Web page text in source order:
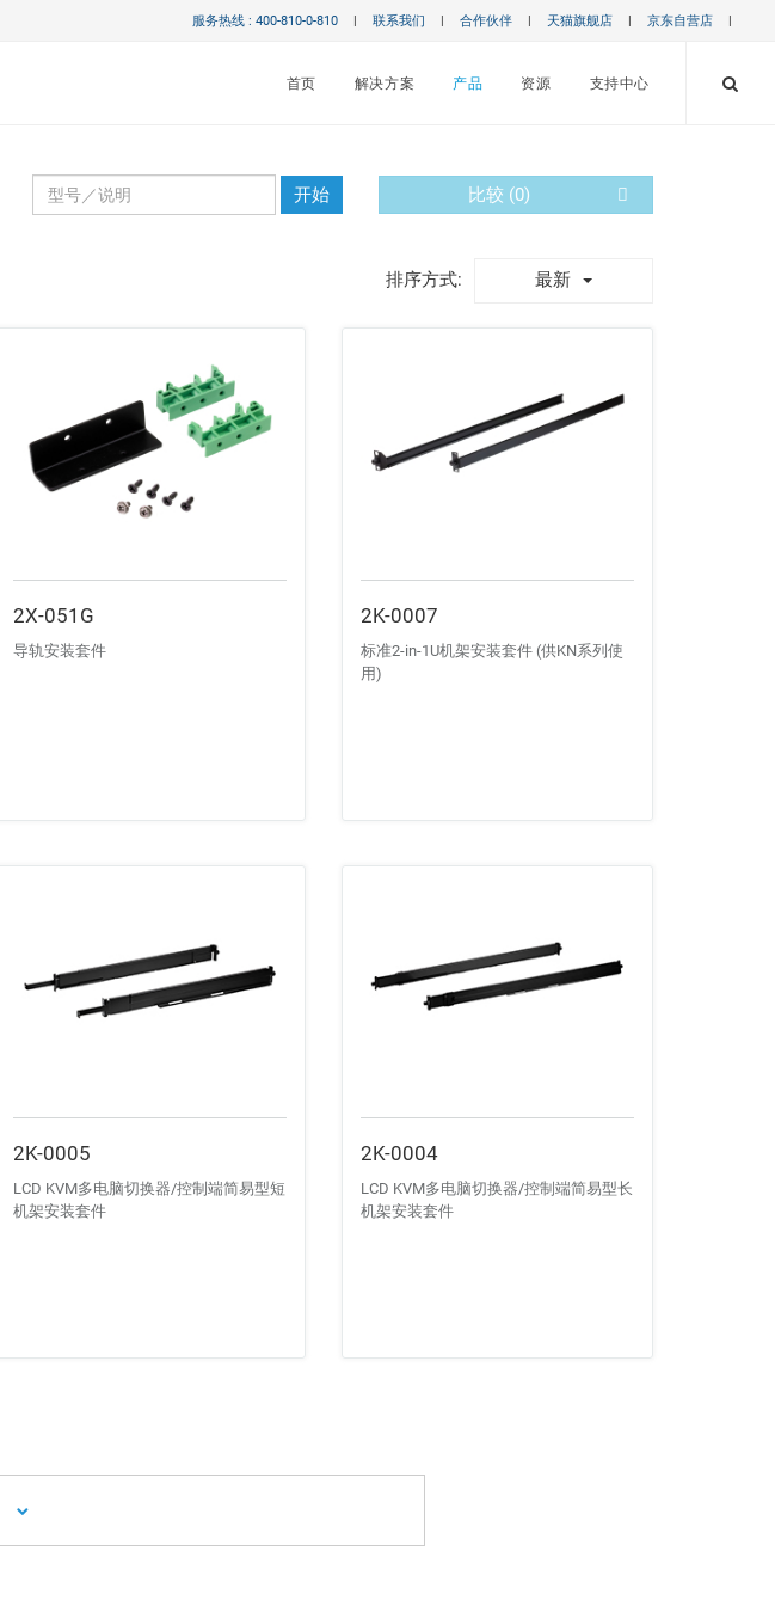
服务热线 : 400-810-0-810 | 联系我们 | 合作伙伴 | 天猫旗舰店 | 京东自营店 |
首页 解决方案 产品 资源 支持中心
开始 比较 (0)
最新
排序方式:
2X-051G
导轨安装套件
2K-0007
标准2-in-1U机架安装套件 (供KN系列使
用)
2K-0005
LCD KVM多电脑切换器/控制端简易型短
机架安装套件
2K-0004
LCD KVM多电脑切换器/控制端简易型长
机架安装套件